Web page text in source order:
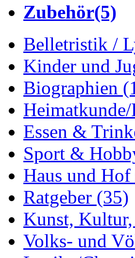
Zubehör(5)
Belletristik /
Kinder und
Biographien
Essen &
Sport &
Haus und Hof
Ratgeber (35)
Kunst,
Volks- und